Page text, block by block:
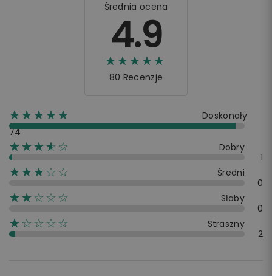
Średnia ocena
4.9
☆☆☆☆☆
★★★★★
80 Recenzje
☆☆☆☆☆
★★★★★
Doskonały
74
☆☆☆☆☆
★★★★
Dobry
1
☆☆☆☆☆
★★★
Średni
0
☆☆☆☆☆
★★
Słaby
0
☆☆☆☆☆
★
Straszny
2